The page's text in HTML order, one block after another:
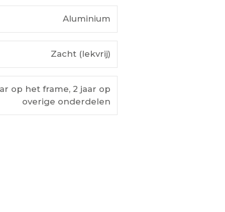
Aluminium
Zacht (lekvrij)
op het frame, 2 jaar op
overige onderdelen